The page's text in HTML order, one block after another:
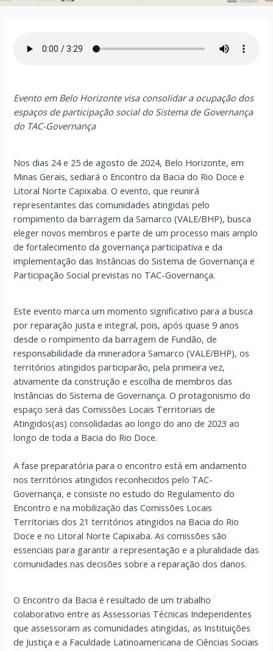
Evento em Belo Horizonte visa consolidar a ocupação dos
espaços de participação social do Sistema de Governança
do TAC-Governança
Nos dias 24 e 25 de agosto de 2024, Belo Horizonte, em
Minas Gerais, sediará o Encontro da Bacia do Rio Doce e
Litoral Norte Capixaba. O evento, que reunirá
representantes das comunidades atingidas pelo
rompimento da barragem da Samarco (VALE/BHP), busca
eleger novos membros e parte de um processo mais amplo
de fortalecimento da governança participativa e da
implementação das Instâncias do Sistema de Governança e
Participação Social previstas no TAC-Governança.
Este evento marca um momento significativo para a busca
por reparação justa e integral, pois, após quase 9 anos
desde o rompimento da barragem de Fundão, de
responsabilidade da mineradora Samarco (VALE/BHP), os
territórios atingidos participarão, pela primeira vez,
ativamente da construção e escolha de membros das
Instâncias do Sistema de Governança. O protagonismo do
espaço será das Comissões Locais Territoriais de
Atingidos(as) consolidadas ao longo do ano de 2023 ao
longo de toda a Bacia do Rio Doce.
A fase preparatória para o encontro está em andamento
nos territórios atingidos reconhecidos pelo TAC-
Governança, e consiste no estudo do Regulamento do
Encontro e na mobilização das Comissões Locais
Territoriais dos 21 territórios atingidos na Bacia do Rio
Doce e no Litoral Norte Capixaba. As comissões são
essenciais para garantir a representação e a pluralidade das
comunidades nas decisões sobre a reparação dos danos.
O Encontro da Bacia é resultado de um trabalho
colaborativo entre as Assessorias Técnicas Independentes
que assessoram as comunidades atingidas, as Instituições
de Justiça e a Faculdade Latinoamericana de Ciências Sociais